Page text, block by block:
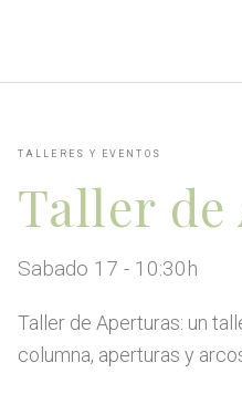
TALLERES Y EVENTOS
Taller
Sabado 17 - 10:30h
Taller de Aperturas: un
columna, aperturas y